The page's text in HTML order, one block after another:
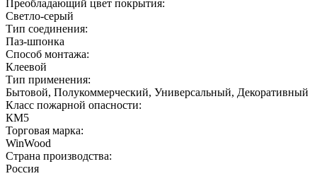
Преобладающий цвет покрытия:
Светло-серый
Тип соединения:
Паз-шпонка
Способ монтажа:
Клеевой
Тип применения:
Бытовой, Полукоммерческий, Универсальный, Декоративный
Класс пожарной опасности:
КМ5
Торговая марка:
WinWood
Страна производства:
Россия